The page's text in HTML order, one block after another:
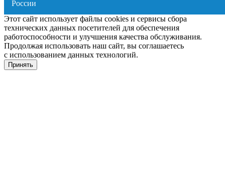
Этот сайт использует файлы cookies и сервисы сбора
технических данных посетителей для обеспечения
работоспособности и улучшения качества обслуживания.
Продолжая использовать наш сайт, вы соглашаетесь
с использованием данных технологий.
Принять